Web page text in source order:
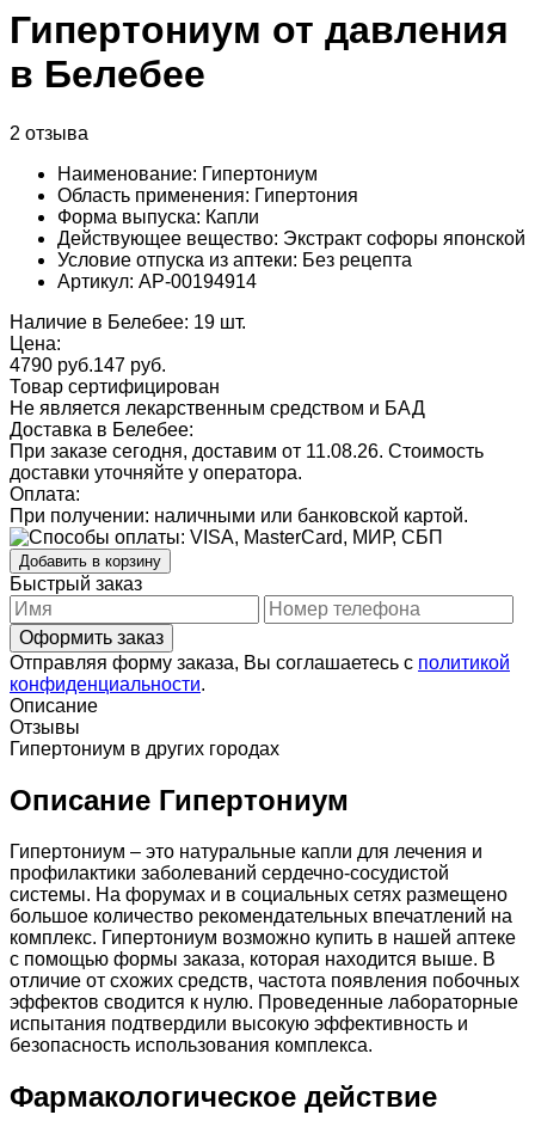
Гипертониум от давления
в Белебее
2 отзыва
Наименование: Гипертониум
Область применения: Гипертония
Форма выпуска: Капли
Действующее вещество: Экстракт софоры японской
Условие отпуска из аптеки: Без рецепта
Артикул: AP-00194914
Наличие в Белебее: 19 шт.
Цена:
4790 руб.147 руб.
Товар сертифицирован
Не является лекарственным средством и БАД
Доставка в Белебее:
При заказе сегодня, доставим от 11.08.26. Стоимость
доставки уточняйте у оператора.
Оплата:
При получении: наличными или банковской картой.
Добавить в корзину
Быстрый заказ
Отправляя форму заказа, Вы соглашаетесь с политикой
конфиденциальности.
Описание
Отзывы
Гипертониум в других городах
Описание Гипертониум
Гипертониум – это натуральные капли для лечения и
профилактики заболеваний сердечно-сосудистой
системы. На форумах и в социальных сетях размещено
большое количество рекомендательных впечатлений на
комплекс. Гипертониум возможно купить в нашей аптеке
c помощью формы заказа, которая находится выше. В
отличие от схожих средств, частота появления побочных
эффектов сводится к нулю. Проведенные лабораторные
испытания подтвердили высокую эффективность и
безопасность использования комплекса.
Фармакологическое действие